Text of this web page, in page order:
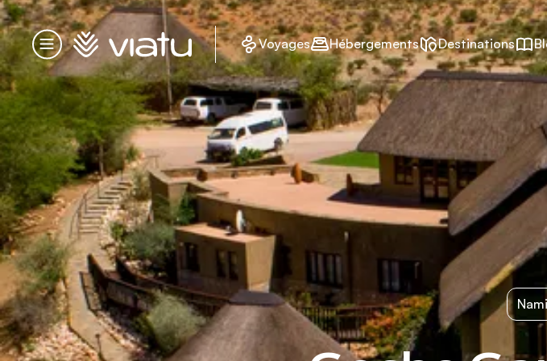
Menu
Accueil Voyages Hébergements Destinations